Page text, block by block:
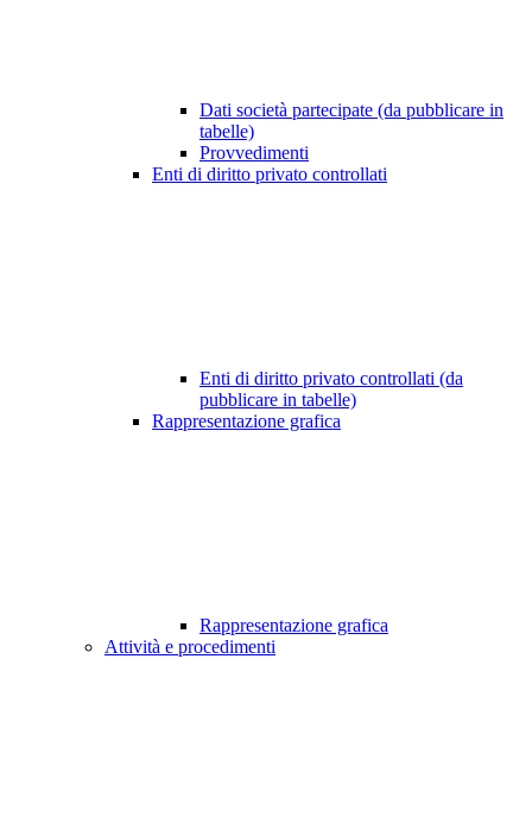
Dati società partecipate (da pubblicare in
tabelle)
Provvedimenti
Enti di diritto privato controllati
Enti di diritto privato controllati (da
pubblicare in tabelle)
Rappresentazione grafica
Rappresentazione grafica
Attività e procedimenti